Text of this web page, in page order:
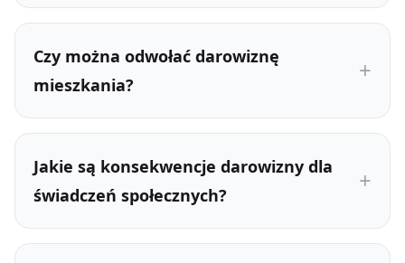
Czy można odwołać darowiznę
mieszkania?
Jakie są konsekwencje darowizny dla
świadczeń społecznych?